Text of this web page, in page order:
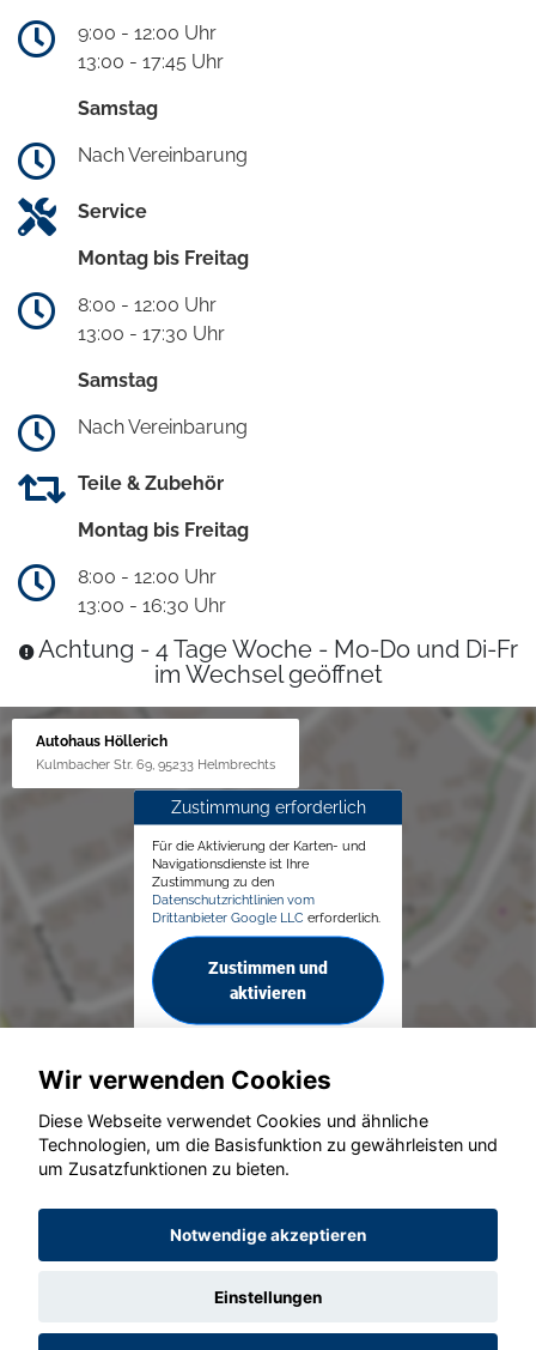
9:00 - 12:00 Uhr
13:00 - 17:45 Uhr
Samstag
Nach Vereinbarung
Service
Montag bis Freitag
8:00 - 12:00 Uhr
13:00 - 17:30 Uhr
Samstag
Nach Vereinbarung
Teile & Zubehör
Montag bis Freitag
8:00 - 12:00 Uhr
13:00 - 16:30 Uhr
Achtung - 4 Tage Woche - Mo-Do und Di-Fr
im Wechsel geöffnet
Autohaus Höllerich
Kulmbacher Str. 69, 95233 Helmbrechts
Zustimmung erforderlich
Für die Aktivierung der Karten- und
Navigationsdienste ist Ihre
Zustimmung zu den
Datenschutzrichtlinien vom
Drittanbieter Google LLC erforderlich.
Zustimmen und
aktivieren
© konjunkturmotor.de GmbH 2020 - 2026
Wir verwenden Cookies
Diese Webseite verwendet Cookies und ähnliche
Technologien, um die Basisfunktion zu gewährleisten und
um Zusatzfunktionen zu bieten.
Notwendige akzeptieren
Einstellungen